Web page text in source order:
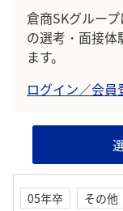
倉商SKグルー
の選考・面接体
ます。
ログイン／会員
05年卒 その他